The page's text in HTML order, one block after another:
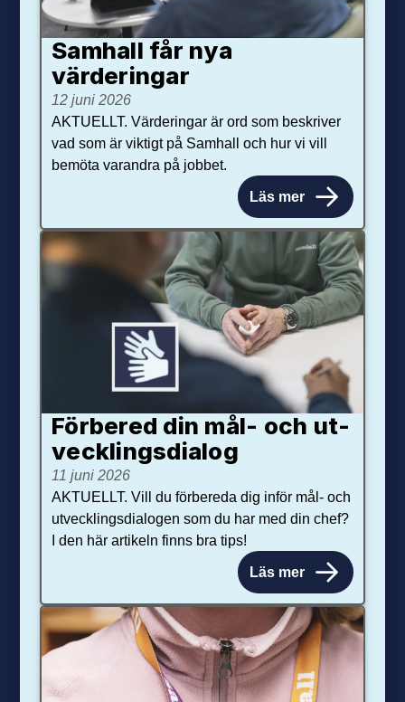
Samhall får nya
värdering­ar
12 juni 2026
AKTUELLT. Värderingar är ord som beskriver
vad som är viktigt på Samhall och hur vi vill
bemöta varandra på jobbet.
Läs mer
Förbered din mål- och ut­
veck­lings­dialog
11 juni 2026
AKTUELLT. Vill du förbereda dig inför mål- och
utvecklingsdialogen som du har med din chef?
I den här artikeln finns bra tips!
Läs mer